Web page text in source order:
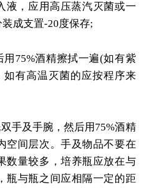
液，应用高压蒸汽灭菌或一
装成支置-20度保存;
用 75%酒精擦拭一遍(如有紫
如有高温灭菌的应按程序来
手及手腕，然后用 75%酒精
空间层次。手及物品不要在
数量较多，培养瓶应放在与
瓶与瓶之间应相隔一定的距